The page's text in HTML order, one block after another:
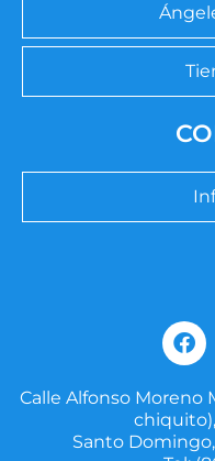
F
a
e
b
o
Calle Alfonso
Santo